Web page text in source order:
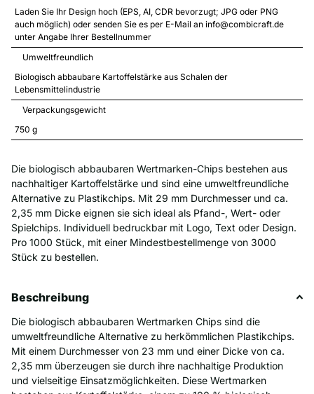
Laden Sie Ihr Design hoch (EPS, AI, CDR bevorzugt; JPG oder PNG
auch möglich) oder senden Sie es per E-Mail an info@combicraft.de
unter Angabe Ihrer Bestellnummer
Umweltfreundlich
Biologisch abbaubare Kartoffelstärke aus Schalen der
Lebensmittelindustrie
Verpackungsgewicht
750 g
Die biologisch abbaubaren Wertmarken-Chips bestehen aus
nachhaltiger Kartoffelstärke und sind eine umweltfreundliche
Alternative zu Plastikchips. Mit 29 mm Durchmesser und ca.
2,35 mm Dicke eignen sie sich ideal als Pfand-, Wert- oder
Spielchips. Individuell bedruckbar mit Logo, Text oder Design.
Pro 1000 Stück, mit einer Mindestbestellmenge von 3000
Stück zu bestellen.
Beschreibung
Die biologisch abbaubaren Wertmarken Chips sind die
umweltfreundliche Alternative zu herkömmlichen Plastikchips.
Mit einem Durchmesser von 23 mm und einer Dicke von ca.
2,35 mm überzeugen sie durch ihre nachhaltige Produktion
und vielseitige Einsatzmöglichkeiten. Diese Wertmarken